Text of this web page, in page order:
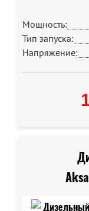
Мощность:
Тип запуска:
Напряжение: